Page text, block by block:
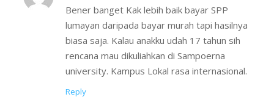
Bener banget Kak lebih baik bayar SPP
lumayan daripada bayar murah tapi hasilnya
biasa saja. Kalau anakku udah 17 tahun sih
rencana mau dikuliahkan di Sampoerna
university. Kampus Lokal rasa internasional.
Reply